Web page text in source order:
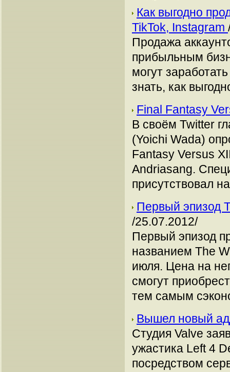
Как выгодно
TikTok, Instagram
Продажа
прибыльным
могут
знать, как
Final Fantasy
В своём Twitter
(Yoichi Wada)
Fantasy Versus
Andriasang.
присутствовал
Первый эпизод
/25.07.2012/
Первый эпизод
названием The
июля. Цена на
смогут
тем самым
Вышел новый
Студия Valve
ужастика Left 4
посредством